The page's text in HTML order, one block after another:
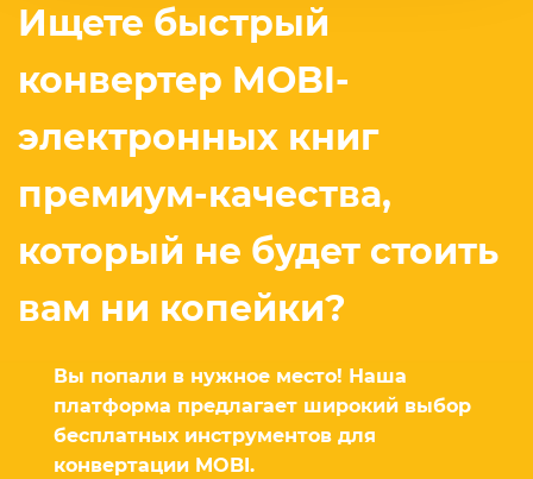
Ищете быстрый
конвертер MOBI-
электронных книг
премиум-качества,
который не будет стоить
вам ни копейки?
Вы попали в нужное место! Наша
платформа предлагает широкий выбор
бесплатных инструментов для
конвертации MOBI.